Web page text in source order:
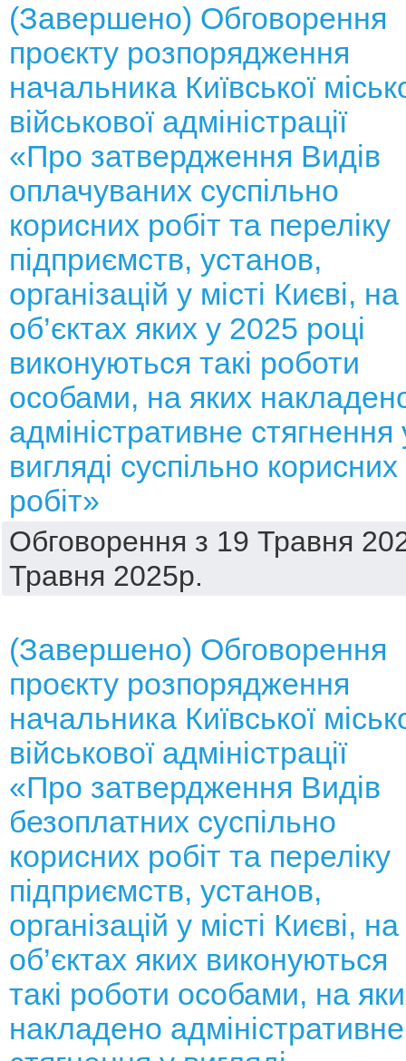
(Завершено) Обговорення
проєкту розпорядження
начальника Київської
військової адміністрації
«Про затвердження Видів
оплачуваних суспільно
корисних робіт та переліку
підприємств, установ,
організацій у місті Києві, на
об’єктах яких у 2025 році
виконуються такі роботи
особами, на яких
адміністративне стягнення
вигляді суспільно корисних
робіт»
Обговорення з 19 Травня
Травня 2025р.
(Завершено) Обговорення
проєкту розпорядження
начальника Київської
військової адміністрації
«Про затвердження Видів
безоплатних суспільно
корисних робіт та переліку
підприємств, установ,
організацій у місті Києві, на
об’єктах яких виконуються
такі роботи особами, на
накладено адміністративне